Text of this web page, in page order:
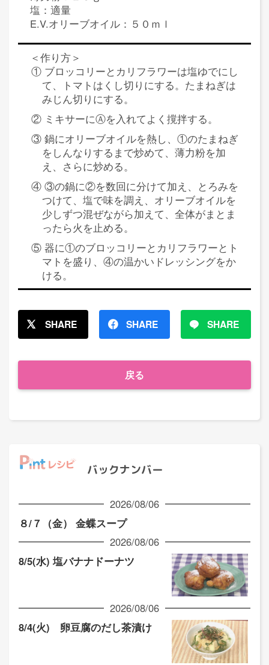
塩：適量
E.V.オリーブオイル：５０ｍｌ
＜作り方＞
① ブロッコリーとカリフラワーは塩ゆでにし
て、トマトはくし切りにする。たまねぎは
みじん切りにする。
② ミキサーにⒶを入れてよく撹拌する。
③ 鍋にオリーブオイルを熱し、①のたまねぎ
をしんなりするまで炒めて、薄力粉を加
え、さらに炒める。
④ ③の鍋に②を数回に分けて加え、とろみを
つけて、塩で味を調え、オリーブオイルを
少しずつ混ぜながら加えて、全体がまとま
ったら火を止める。
⑤ 器に①のブロッコリーとカリフラワーとト
マトを盛り、④の温かいドレッシングをか
ける。
SHARE SHARE SHARE
戻る
バックナンバー
2026/08/06
８/７（金） 金蝶スープ
2026/08/06
8/5(水) 塩バナナドーナツ
2026/08/06
8/4(火) 卵豆腐のだし茶漬け